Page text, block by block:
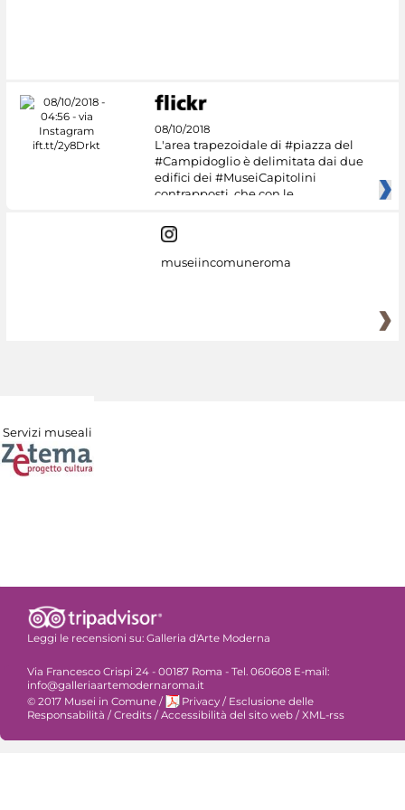
08/10/2018
L'area trapezoidale di #piazza del
#Campidoglio è delimitata dai due
edifici dei #MuseiCapitolini
contrapposti, che con le
museiincomuneroma
Servizi museali
Leggi le recensioni su: Galleria d'Arte Moderna
Via Francesco Crispi 24 - 00187 Roma - Tel. 060608 E-mail:
info@galleriaartemodernaroma.it
© 2017 Musei in Comune / Privacy / Esclusione delle
Responsabilità / Credits / Accessibilità del sito web / XML-rss